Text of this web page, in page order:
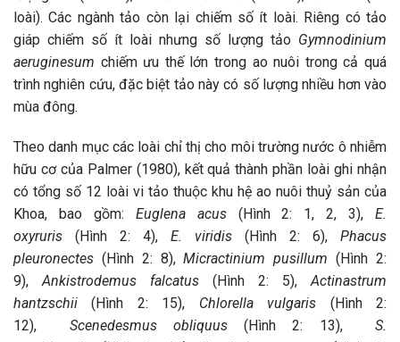
loài). Các ngành tảo còn lại chiếm số ít loài. Riêng có tảo
giáp chiếm số ít loài nhưng số lượng tảo Gymnodinium
aeruginesum chiếm ưu thế lớn trong ao nuôi trong cả quá
trình nghiên cứu, đặc biệt tảo này có số lượng nhiều hơn vào
mùa đông.
Theo danh mục các loài chỉ thị cho môi trường nước ô nhiễm
hữu cơ của Palmer (1980), kết quả thành phần loài ghi nhận
có tổng số 12 loài vi tảo thuộc khu hệ ao nuôi thuỷ sản của
Khoa, bao gồm: Euglena acus (Hình 2: 1, 2, 3),E.
oxyruris (Hình 2: 4), E. viridis (Hình 2: 6), Phacus
pleuronectes (Hình 2: 8),Micractinium pusillum(Hình 2:
9),Ankistrodemus falcatus (Hình 2: 5),Actinastrum
hantzschii(Hình 2: 15), Chlorella vulgaris (Hình 2:
12), Scenedesmus obliquus (Hình 2: 13), S.